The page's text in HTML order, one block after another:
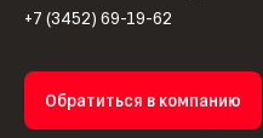
+7 (3452) 69-19-62
Обратиться в компанию